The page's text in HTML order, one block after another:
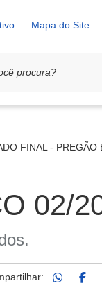
Mapa do Site
002/2026
FINAL -
02/